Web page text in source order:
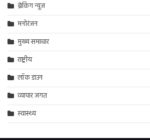
ब्रेकिंग न्यूज़
मनोरंजन
मुख्य समाचार
राष्ट्रीय
लॉक डाउन
व्यापार जगत
स्वास्थ्य